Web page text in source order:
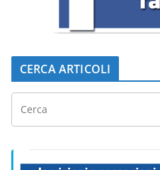
CERCA ARTICOLI